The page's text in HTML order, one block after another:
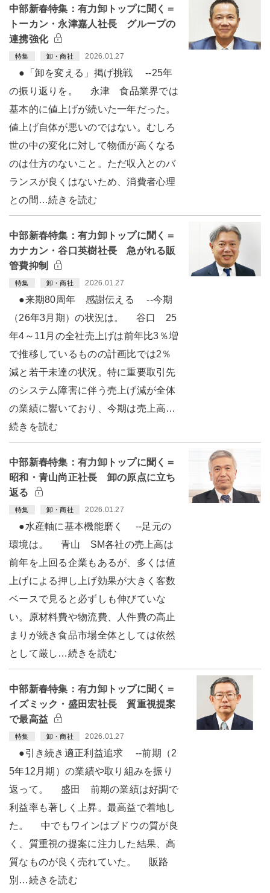
中部新春特集：有力卸トップに聞く＝
トーカン・永津嘉人社長 グループの
連携強化
特集 卸・商社 2026.01.27
●「卸を変える」掲げ挑戦 --25年
の振り返りを。 永津 食品業界では
基本的に値上げが続いた一年だった。
値上げ自体が悪いのではない。むしろ
世の中の変化に対して物価が高くなる
のは仕方のないこと。ただ収入とのバ
ランスが良くはないため、消費者心理
との間…続きを読む
中部新春特集：有力卸トップに聞く＝
カナカン・谷口英樹社長 急がれる販
管費抑制
特集 卸・商社 2026.01.27
●来期80周年 感謝伝える --今期
（26年3月期）の状況は。 谷口 25
年4～11月の全社売上げは前年比3％増
で推移しているものの計画比では2％
減と若干未達の状況。特に重要取引先
のシステム障害に伴う売上げ減が全体
の業績に響いており、今期は売上高…
続きを読む
中部新春特集：有力卸トップに聞く＝
昭和・青山尚正社長 卸の原点に立ち
返る
特集 卸・商社 2026.01.27
●水産軸に基本機能磨く --足元の
環境は。 青山 SM各社の売上高は
前年を上回る企業もあるが、多くは値
上げによる押し上げ効果が大きく客数
ベースで見ると必ずしも伸びていな
い。原材料費や物流費、人件費の高止
まりが続き食品市場全体としては依然
として厳し…続きを読む
中部新春特集：有力卸トップに聞く＝
イズミック・盛田宏社長 質重視提案
で最高益
特集 卸・商社 2026.01.27
●引き続き適正利益追求 --前期（2
5年12月期）の業績や取り組みを振り
返って。 盛田 前期の業績は好調で
利益率も著しく上昇。最高益で着地し
た。 中でもワインはブドウの質が良
く、質重視の提案に注力した結果、高
質なものが良く売れていた。 販路
別…続きを読む